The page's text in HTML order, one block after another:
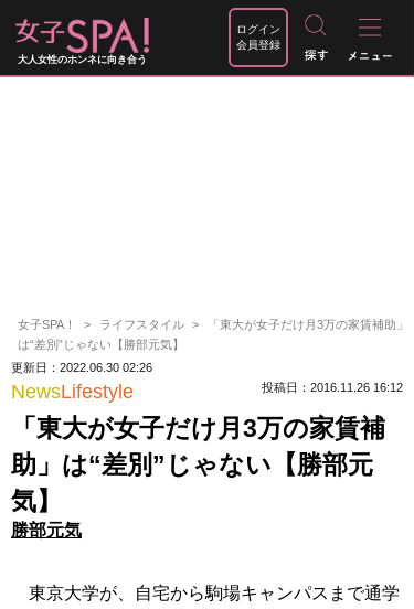
大人女性のホンネに向き合う
ログイン
会員登録
女子SPA！ ライフスタイル
「東大が女子だけ月3万の家賃補助」
は“差別”じゃない【勝部元気】
更新日：2022.06.30 02:26
NewsLifestyle 投稿日：2016.11.26 16:12
「東大が女子だけ月3万の家賃補
助」は“差別”じゃない【勝部元
気】
勝部元気
東京大学が、自宅から駒場キャンパスまで通学